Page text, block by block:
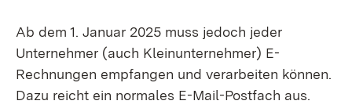
Ab dem 1. Januar 2025 muss jedoch jeder
Unternehmer (auch Kleinunternehmer) E-
Rechnungen empfangen und verarbeiten können.
Dazu reicht ein normales E-Mail-Postfach aus.